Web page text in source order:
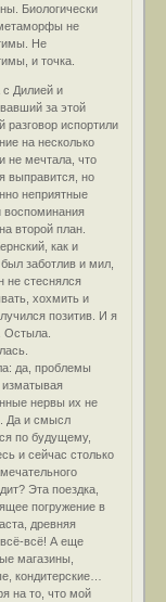
Биологически
не
Не
и точка.
с Дилией и
за этой
разговор испортили
на несколько
не мечтала, что
выправится, но
неприятные
второй план.
как и
заботлив и мил,
не стеснялся
хохмить и
позитив. И я
Остыла.
да, проблемы
изматывая
нервы их не
Да и смысл
по будущему,
и сейчас столько
Эта поездка,
погружение в
древняя
всё! А еще
магазины,
кондитерские…
на то, что мой